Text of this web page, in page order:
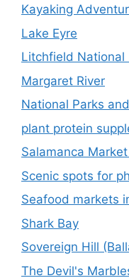
Kayaking
Lake Eyre
Litchfield National
Margaret River
National Parks
plant protein
Salamanca
Scenic spots for
Seafood markets
Shark Bay
Sovereign Hill
The Devil's